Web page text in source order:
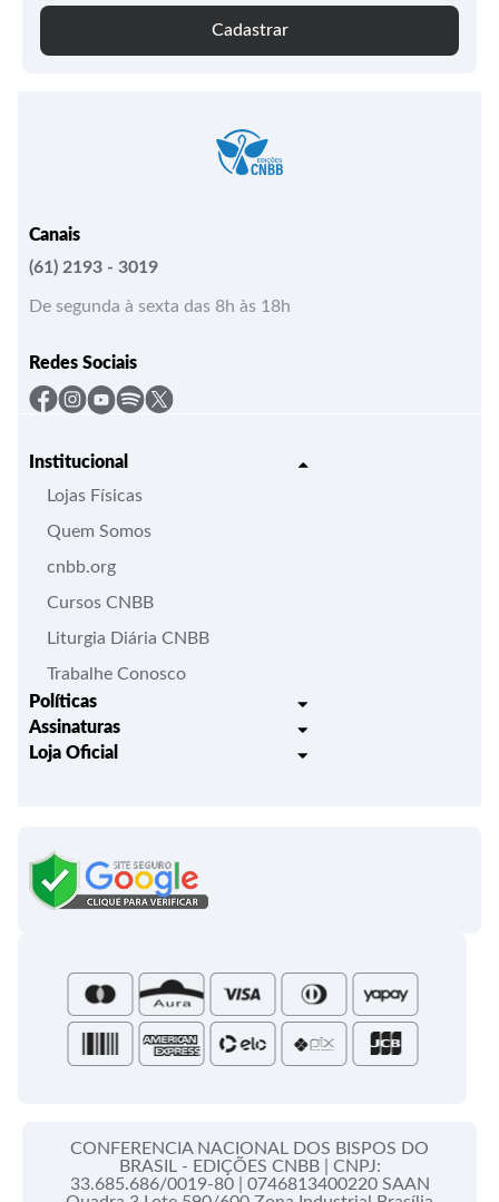
Cadastrar
Canais
(61) 2193 - 3019
De segunda à sexta das 8h às 18h
Redes Sociais
Institucional
Lojas Físicas
Quem Somos
cnbb.org
Cursos CNBB
Liturgia Diária CNBB
Trabalhe Conosco
Políticas
Trocas e Devoluções
Assinaturas
Liturgia Igreja em Oração
Roteiros Homiléticos
Folhetos e Partituras
Loja Oficial
Bíblias - Tradução Oficial
Campanha da Fraternidade
CONFERENCIA NACIONAL DOS BISPOS DO
BRASIL - EDIÇÕES CNBB | CNPJ:
33.685.686/0019-80 | 0746813400220 SAAN